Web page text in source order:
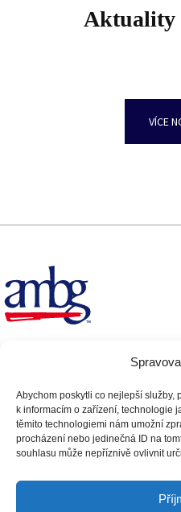
Abychom poskytli co nejlepší služby,
k informacím o zařízení, technologie
těmito technologiemi nám umožní
procházení nebo jedinečná ID na
souhlasu může nepříznivě ovlivnit
Aktuality
VÍCE
Ostrava – Poruba
Telefon: 800 100 575
Instagram